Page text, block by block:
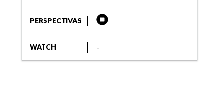
PERSPECTIVAS
WATCH -